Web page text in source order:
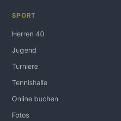
SPORT
Herren 40
Jugend
Turniere
Tennishalle
Online buchen
Fotos